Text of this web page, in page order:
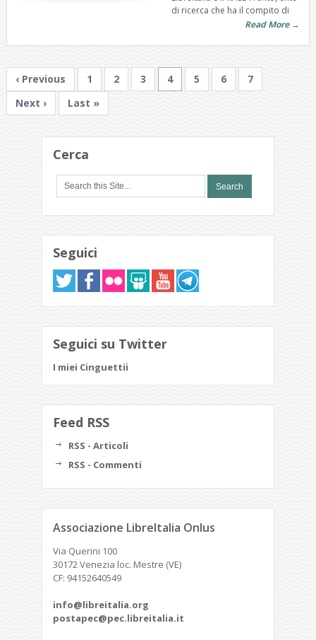
di ricerca che ha il compito di
Read More →
‹ Previous 1 2 3 4 5 6
7
Next ›
Last »
Cerca
Seguici
Seguici su Twitter
I miei Cinguettii
Feed RSS
RSS - Articoli
RSS - Commenti
Associazione LibreItalia Onlus
Via Querini 100
30172 Venezia loc. Mestre (VE)
CF: 94152640549
info@libreitalia.org
postapec@pec.libreitalia.it